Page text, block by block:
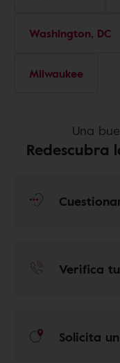
Washington, DC
Milwaukee
Una
Redescubra
Verifica
Solicita